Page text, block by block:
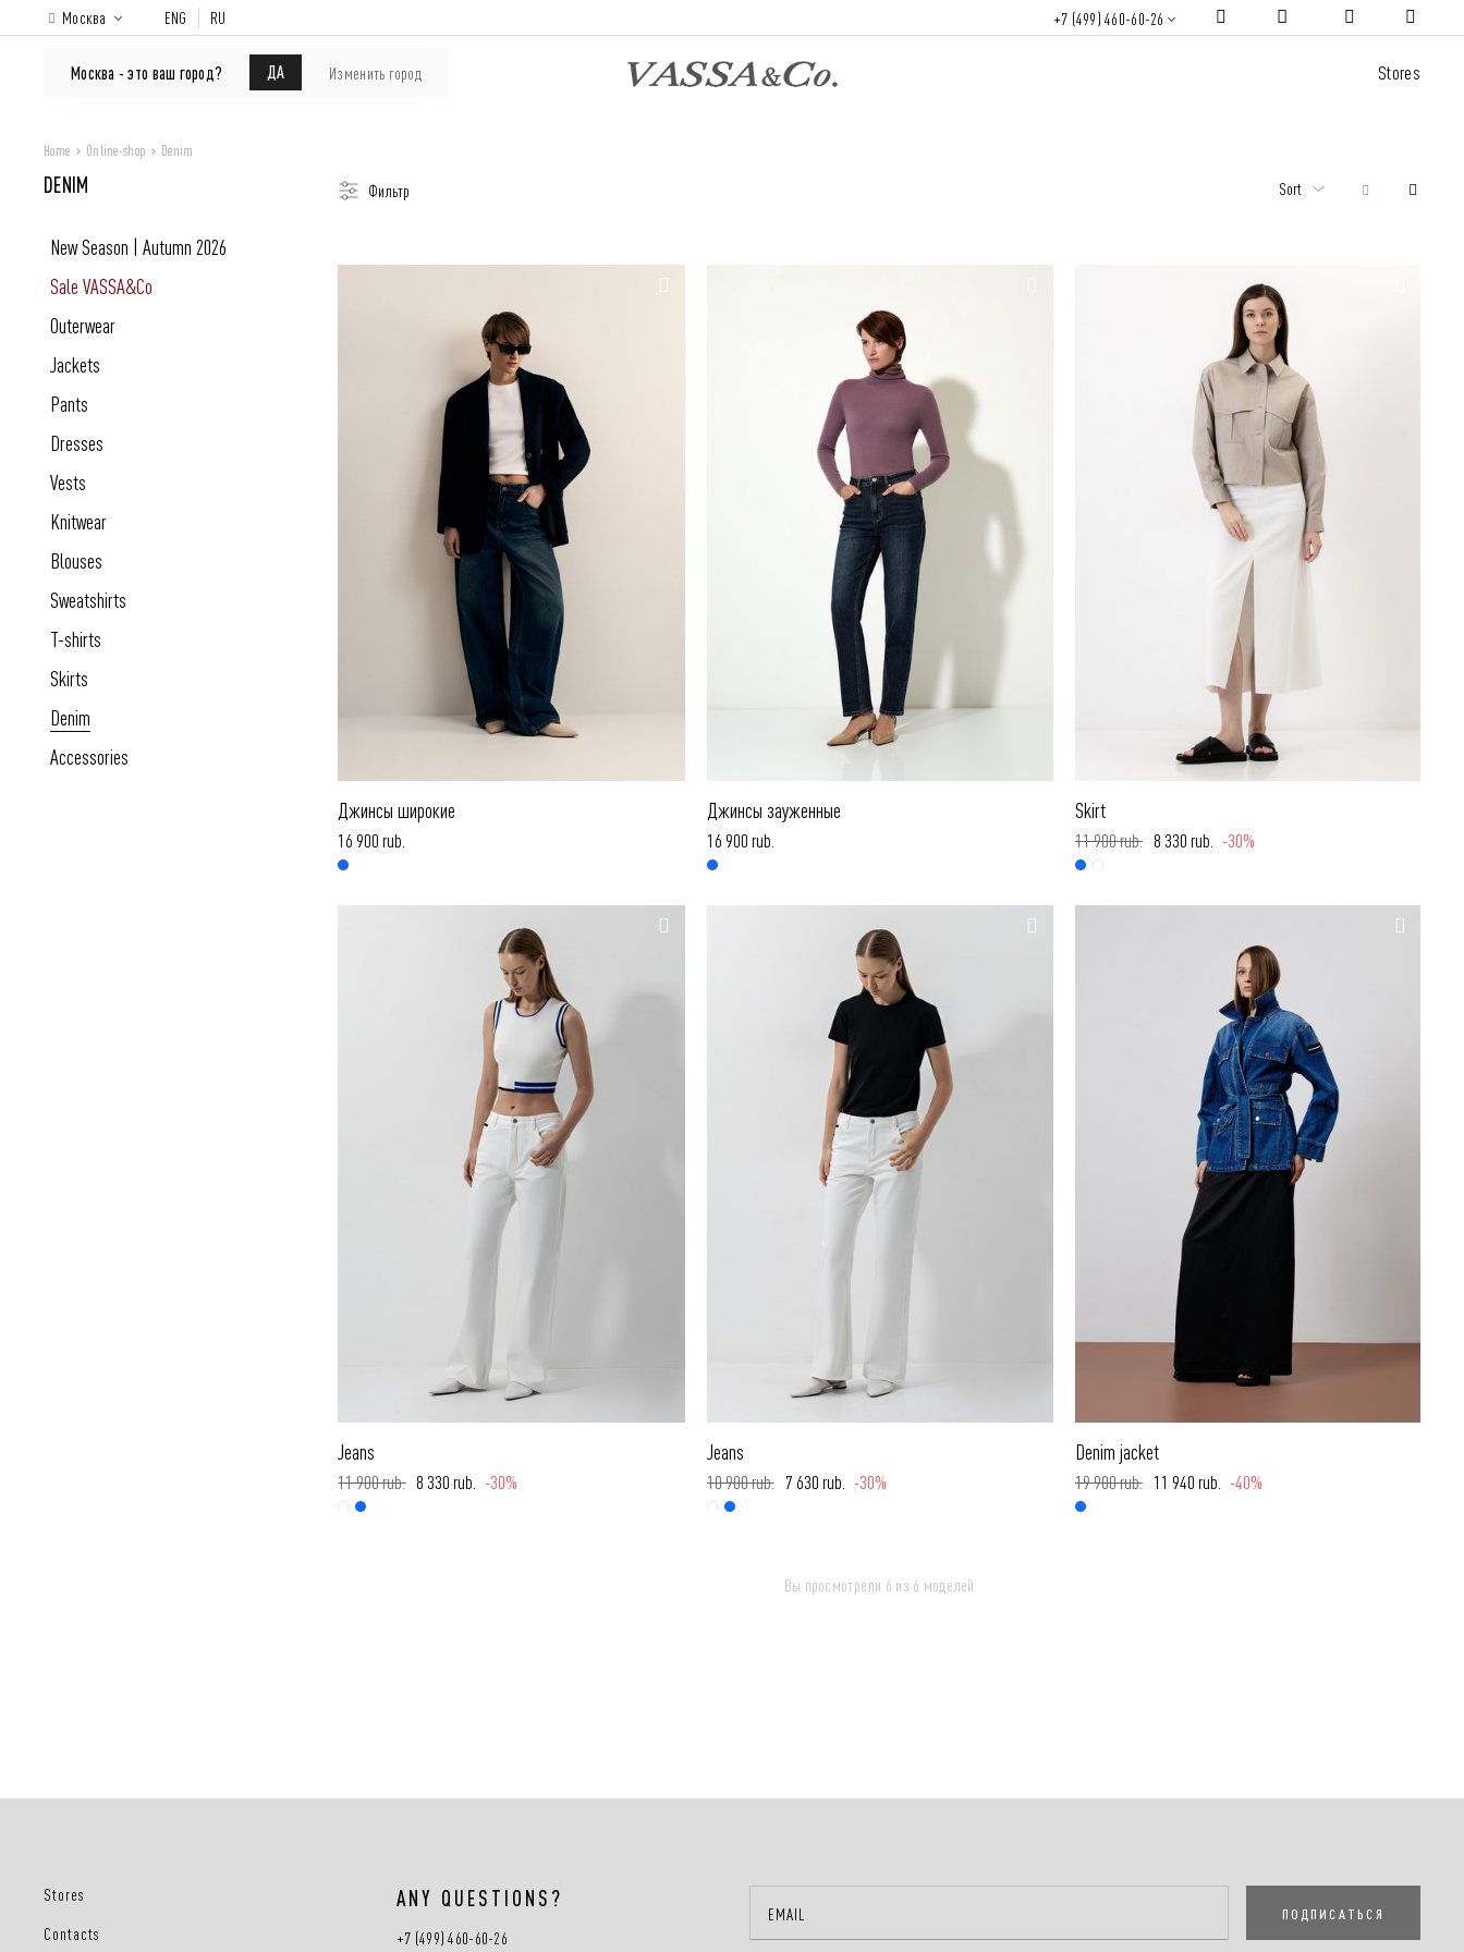
Москва
Москва - это ваш город? ДА Изменить город
ENG RU +7 (499) 460-60-26
ONLINE-SHOP About brand Lookbook Stores
Home Online-shop Denim
DENIM
New Season | Autumn 2026
Sale VASSA&Co
Outerwear
Jackets
Pants
Dresses
Vests
Knitwear
Blouses
Sweatshirts
T-shirts
Skirts
Denim
Accessories
Фильтр Sort
Джинсы широкие
16 900 rub.
Джинсы зауженные
16 900 rub.
Skirt
11 900 rub. 8 330 rub. -30%
Jeans
11 900 rub. 8 330 rub. -30%
Jeans
10 900 rub. 7 630 rub. -30%
Denim jacket
19 900 rub. 11 940 rub. -40%
Вы просмотрели 6 из 6 моделей
Stores
Contacts
ANY QUESTIONS?
+7 (499) 460-60-26
ПОДПИСАТЬСЯ